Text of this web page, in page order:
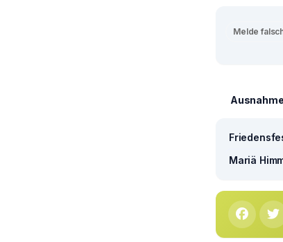
Melde
Mariä